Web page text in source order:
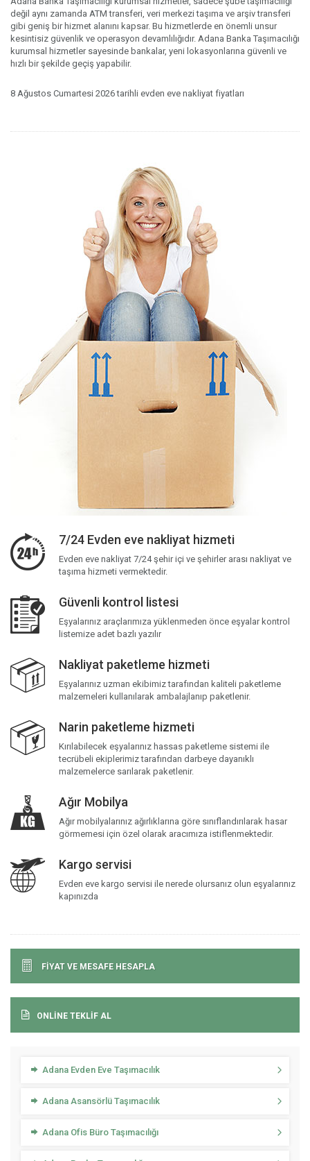
değil aynı zamanda ATM transferi, veri merkezi taşıma ve arşiv transferi
gibi geniş bir hizmet alanını kapsar. Bu hizmetlerde en önemli unsur
kesintisiz güvenlik ve operasyon devamlılığıdır. Adana Banka Taşımacılığı
kurumsal hizmetler sayesinde bankalar, yeni lokasyonlarına güvenli ve
hızlı bir şekilde geçiş yapabilir.
8 Ağustos Cumartesi 2026 tarihli evden eve nakliyat fiyatları
7/24 Evden eve nakliyat hizmeti
Evden eve nakliyat 7/24 şehir içi ve şehirler arası nakliyat ve
taşıma hizmeti vermektedir.
Güvenli kontrol listesi
Eşyalarınız araçlarımıza yüklenmeden önce eşyalar kontrol
listemize adet bazlı yazılır
Nakliyat paketleme hizmeti
Eşyalarınız uzman ekibimiz tarafından kaliteli paketleme
malzemeleri kullanılarak ambalajlanıp paketlenir.
Narin paketleme hizmeti
Kırılabilecek eşyalarınız hassas paketleme sistemi ile
tecrübeli ekiplerimiz tarafından darbeye dayanıklı
malzemelerce sarılarak paketlenir.
Ağır Mobilya
Ağır mobilyalarınız ağırlıklarına göre sınıflandırılarak hasar
görmemesi için özel olarak aracımıza istiflenmektedir.
Kargo servisi
Evden eve kargo servisi ile nerede olursanız olun eşyalarınız
kapınızda
FİYAT VE MESAFE HESAPLA
ONLİNE TEKLİF AL
Adana Evden Eve Taşımacılık
Adana Asansörlü Taşımacılık
Adana Ofis Büro Taşımacılığı